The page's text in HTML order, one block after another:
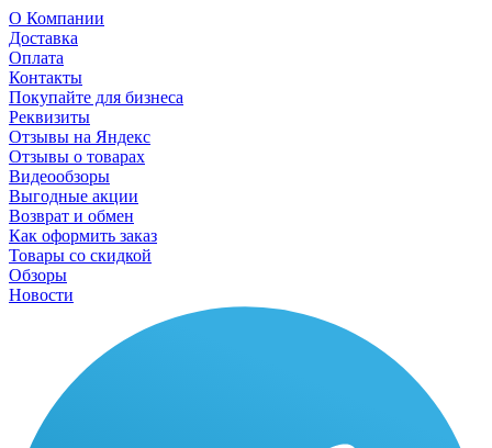
О Компании
Доставка
Оплата
Контакты
Покупайте для бизнеса
Реквизиты
Отзывы на Яндекс
Отзывы о товарах
Видеообзоры
Выгодные акции
Возврат и обмен
Как оформить заказ
Товары со скидкой
Обзоры
Новости